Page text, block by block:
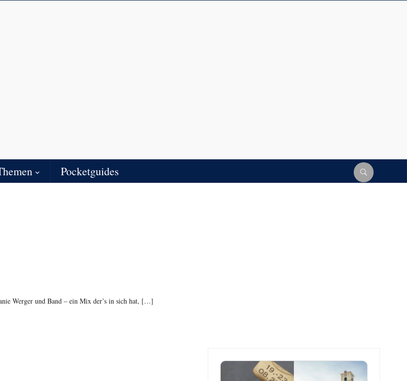
Pocketguides
Werger und Band – ein Mix der’s in sich hat, […]